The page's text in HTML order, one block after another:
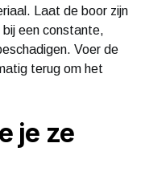
Laat de boor zijn
een constante,
Voer de
terug om het
je ze